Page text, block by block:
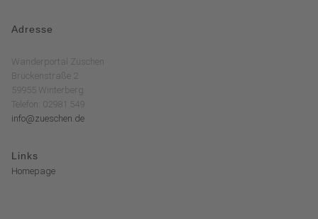
Adresse
Wanderportal Züschen
Brückenstraße 2
59955 Winterberg
Telefon: 02981 549
info@zueschen.de
Links
Homepage